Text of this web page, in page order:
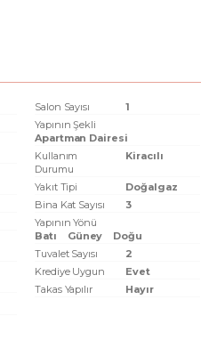
Salon Sayısı
1
Yapının Şekli
Apartman Dairesi
Kullanım
Durumu
Kiracılı
Yakıt Tipi
Doğalgaz
Bina Kat Sayısı
3
Yapının Yönü
Batı
Güney
Doğu
Tuvalet Sayısı
2
Krediye Uygun
Evet
Takas Yapılır
Hayır